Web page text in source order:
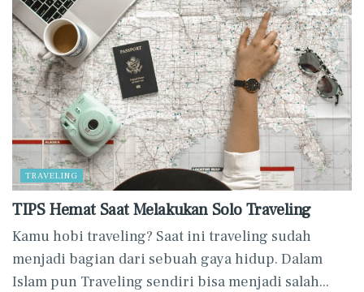
TRAVELING
TIPS Hemat Saat Melakukan Solo Traveling
Kamu hobi traveling? Saat ini traveling sudah
menjadi bagian dari sebuah gaya hidup. Dalam
Islam pun Traveling sendiri bisa menjadi salah...